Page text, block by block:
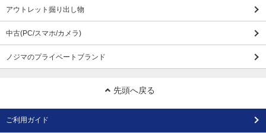
アウトレット掘り出し物
中古(PC/スマホ/カメラ)
ノジマのプライベートブランド
先頭へ戻る
ご利用ガイド